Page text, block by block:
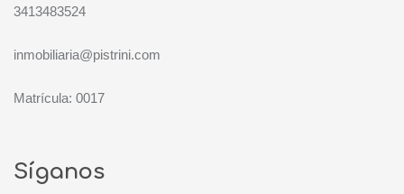
3413483524
inmobiliaria@pistrini.com
Matrícula: 0017
Síganos